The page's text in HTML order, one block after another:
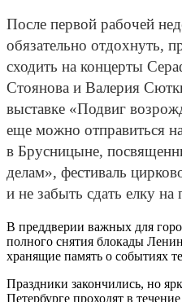
После первой рабочей
обязательно отдохнуть,
сходить на концерты
Стоянова и Валерия
выставке «Подвиг
еще можно отправиться
в Брусницыне,
делам», фестиваль
и не забыть сдать елку на
В преддверии важных для
полного снятия блокады
хранящие память о событиях
Праздники закончились, но
Петербурге проходят в